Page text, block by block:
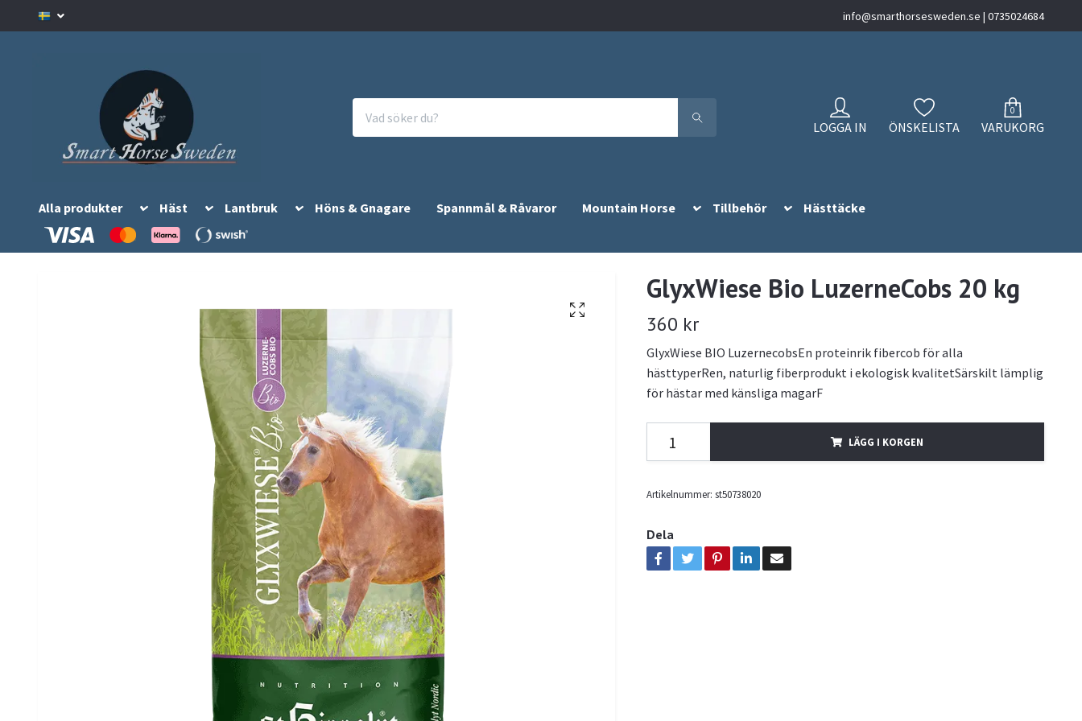
info@smarthorsesweden.se | 0735024684
LOGGA IN ÖNSKELISTA
0
VARUKORG
Alla produkter Häst Lantbruk Höns & Gnagare Spannmål & Råvaror Mountain Horse Tillbehör Hästtäcke
GlyxWiese Bio LuzerneCobs 20 kg
360 kr
GlyxWiese BIO LuzernecobsEn proteinrik fibercob för alla
hästtyperRen, naturlig fiberprodukt i ekologisk kvalitetSärskilt lämplig
för hästar med känsliga magarF
LÄGG I KORGEN
Artikelnummer: st50738020
Dela